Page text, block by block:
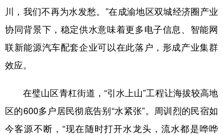
川，我们不再为水发愁。”在成渝地区双城经济圈产业
协同背景下，稳定供水意味着更多电子信息、智能网
联新能源汽车配套企业可以在此落户，形成产业集群
效应。
在璧山区青杠街道，“引水上山”工程让海拔较高地
区的600多户居民彻底告别“水紧张”。周训烈的民宿如
今客源不断，“现在随时打开水龙头，流水都是哗哗